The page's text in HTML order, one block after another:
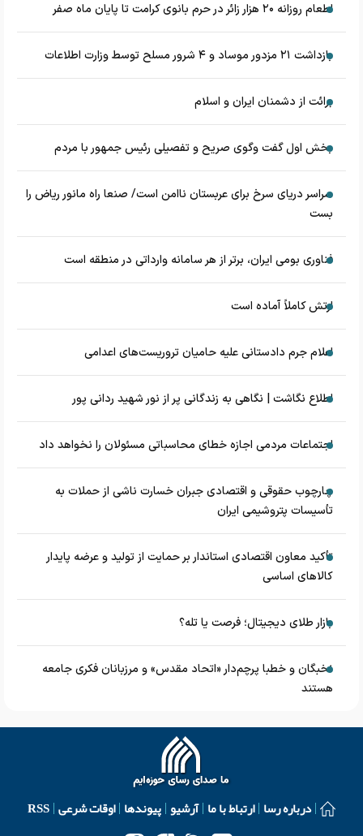
اطعام روزانه ۲۰ هزار زائر در حرم بانوی کرامت تا پایان ماه صفر
بازداشت ۲۱ مزدور موساد و ۴ شرور مسلح توسط وزارت اطلاعات
برائت از دشمنان ایران و اسلام
بخش اول گفت وگوی صریح و تفصیلی رئیس جمهور با مردم
سراسر دریای سرخ برای عربستان ناامن است/ صنعا راه مانور ریاض را
بست
فناوری بومی ایران، برتر از هر سامانه وارداتی در منطقه است
ارتش کاملاً آماده است
اعلام جرم دادستانی علیه حامیان تروریست‌های اعدامی
اطلاع نگاشت | نگاهی به زندگانی پر از نور شهید ردانی پور
اجتماعات مردمی اجازه خطای محاسباتی مسئولان را نخواهد داد
چارچوب حقوقی و اقتصادی جبران خسارت ناشی از حملات به
تأسیسات پتروشیمی ایران
تأکید معاون اقتصادی استاندار بر حمایت از تولید و عرضه پایدار
کالاهای اساسی
بازار طلای دیجیتال؛ فرصت یا تله؟
نخبگان و خطبا پرچم‌دار «اتحاد مقدس» و مرزبانان فکری جامعه
هستند
درباره رسا ارتباط با ما آرشیو پیوندها اوقات شرعی RSS